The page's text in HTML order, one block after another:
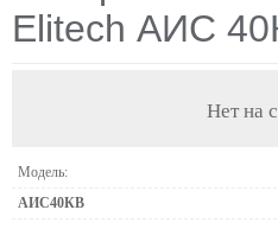
Elitech АИС
Нет на
Модель:
АИС40КВ